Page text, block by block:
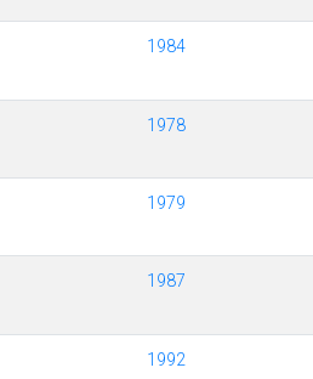
1984
1978
1979
1987
1992